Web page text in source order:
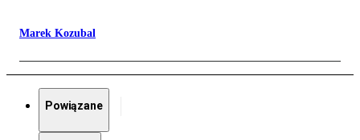
Marek Kozubal
Powiązane